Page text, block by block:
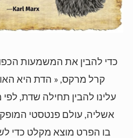
כדי להבין את המשמעות
קרל מרקס, « הדת היא
עלינו להבין תחילה שדת,
אשליה, עולם פנטסטי המופק
בו הפרט מוצא מקלט כדי